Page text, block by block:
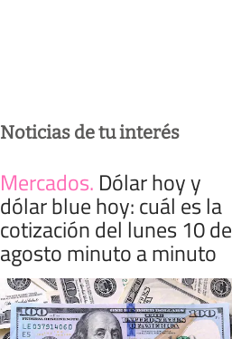
Noticias de tu interés
Mercados. Dólar hoy y
dólar blue hoy: cuál es la
cotización del lunes 10 de
agosto minuto a minuto